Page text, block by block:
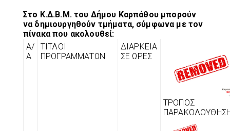
Στο Κ.Δ.Β.Μ. του Δήμου Καρπάθου μπορούν
να δημιουργηθούν τμήματα, σύμφωνα με τον
πίνακα που ακολουθεί:
Α/
Α
ΤΙΤΛΟΙ
ΠΡΟΓΡΑΜΜΑΤΩΝ
ΔΙΑΡΚΕΙΑ
ΣΕ ΩΡΕΣ
ΤΡΟΠΟΣ